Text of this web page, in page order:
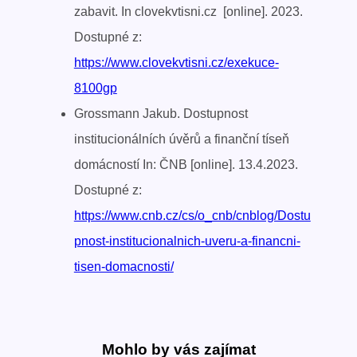
zabavit. In clovekvtisni.cz [online]. 2023.
Dostupné z:
https://www.clovekvtisni.cz/exekuce-
8100gp
Grossmann Jakub. Dostupnost
institucionálních úvěrů a finanční tíseň
domácností In: ČNB [online]. 13.4.2023.
Dostupné z:
https://www.cnb.cz/cs/o_cnb/cnblog/Dostu
pnost-institucionalnich-uveru-a-financni-
tisen-domacnosti/
Mohlo by vás zajímat